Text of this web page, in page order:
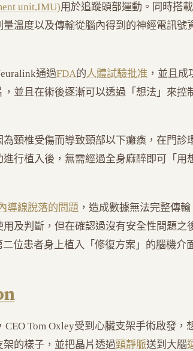
unit,IMU)用於追蹤頭部運動。同時搭
量溫度以及傳輸從腦內得到的神經電訊號
通過FDA的人體試驗批准 ，並且
並且在術後逐漸可以透過「想法」來控
頸椎受傷而導致頸部以下癱瘓，在門診
行植入後，無需經過全身麻醉即可「用
導線脫落的問題 ，造成數據無法完整傳
用及判斷，但在確認過沒有安全性問題之
位患者身上植入「修復方案」的腦機介
CEO Tom Oxley受到心臟支架手術啟發，
架的樣子，並把晶片透過頸靜脈送到大腦